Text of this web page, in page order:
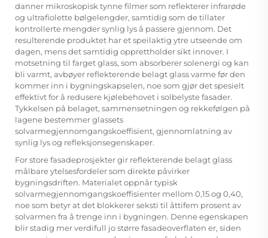
danner mikroskopisk tynne filmer som reflekterer infrarøde
og ultrafiolette bølgelengder, samtidig som de tillater
kontrollerte mengder synlig lys å passere gjennom. Det
resulterende produktet har et speilaktig ytre utseende om
dagen, mens det samtidig opprettholder sikt innover. I
motsetning til farget glass, som absorberer solenergi og kan
bli varmt, avbøyer reflekterende belagt glass varme før den
kommer inn i bygningskapselen, noe som gjør det spesielt
effektivt for å redusere kjølebehovet i solbelyste fasader.
Tykkelsen på belaget, sammensetningen og rekkefølgen på
lagene bestemmer glassets
solvarmegjennomgangskoeffisient, gjennomlatning av
synlig lys og refleksjonsegenskaper.
For store fasadeprosjekter gir reflekterende belagt glass
målbare ytelsesfordeler som direkte påvirker
bygningsdriften. Materialet oppnår typisk
solvarmegjennomgangskoeffisienter mellom 0,15 og 0,40,
noe som betyr at det blokkerer seksti til åttifem prosent av
solvarmen fra å trenge inn i bygningen. Denne egenskapen
blir stadig mer verdifull jo større fasadeoverflaten er, siden